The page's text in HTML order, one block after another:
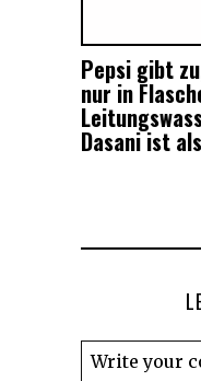
Pepsi gibt
nur in
Dasani ist